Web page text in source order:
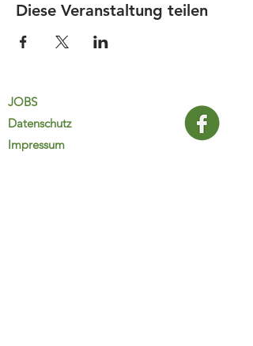
Diese Veranstaltung teilen
JOBS
Datenschutz
Impressum